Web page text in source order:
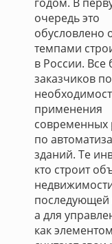
очередь это
обусловлено
темпами
в России.
заказчиков
применения
по
зданий. Те
кто строит
а для
как